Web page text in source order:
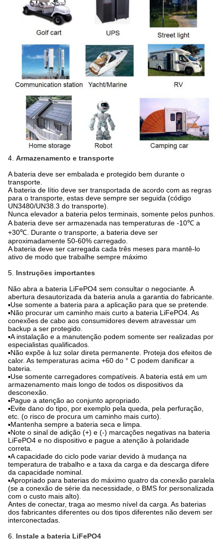
4. Armazenamento e transporte
A bateria deve ser embalada e protegido bem durante o
transporte.
A bateria de lítio deve ser transportada de acordo com as regras
para o transporte, estas deve sempre ser seguida (código
UN3480/UN38.3 do transporte).
Nunca elevador a bateria pelos terminais, somente pelos punhos.
A bateria deve ser armazenada nas temperaturas de -10℃ a
+30℃. Durante o transporte, a bateria deve ser
aproximadamente 50-60% carregado.
A bateria deve ser carregada cada três meses para mantê-lo
ativo de modo que trabalhe sempre máximo
5. Instruções importantes
Não abra a bateria LiFePO4 sem consultar o negociante. A
abertura desautorizada da bateria anula a garantia do fabricante.
▪Use somente a bateria para a aplicação para que se pretende.
▪Não procurar um caminho mais curto a bateria LiFePO4. As
conexões de cabo aos consumidores devem atravessar um
backup a ser protegido.
▪A instalação e a manutenção podem somente ser realizadas por
especialistas qualificados.
▪Não expõe à luz solar direta permanente. Proteja dos efeitos de
calor. As temperaturas acima +60 do ° C podem danificar a
bateria.
▪Use somente carregadores compatíveis. A bateria está em um
armazenamento mais longo de todos os dispositivos da
desconexão.
▪Pague a atenção ao conjunto apropriado.
▪Evite dano do tipo, por exemplo pela queda, pela perfuração,
etc. (o risco de procura um caminho mais curto).
▪Mantenha sempre a bateria seca e limpa.
▪Note o sinal de adição (+) e (-) marcações negativas na bateria
LiFePO4 e no dispositivo e pague a atenção à polaridade
correta.
▪A capacidade do ciclo pode variar devido à mudança na
temperatura de trabalho e a taxa da carga e da descarga difere
da capacidade nominal.
▪Apropriado para baterias do máximo quatro da conexão paralela
(se a conexão de série da necessidade, o BMS for personalizada
com o custo mais alto).
Antes de conectar, traga ao mesmo nível da carga. As baterias
dos fabricantes diferentes ou dos tipos diferentes não devem ser
interconectadas.
6. Instale a bateria LiFePO4